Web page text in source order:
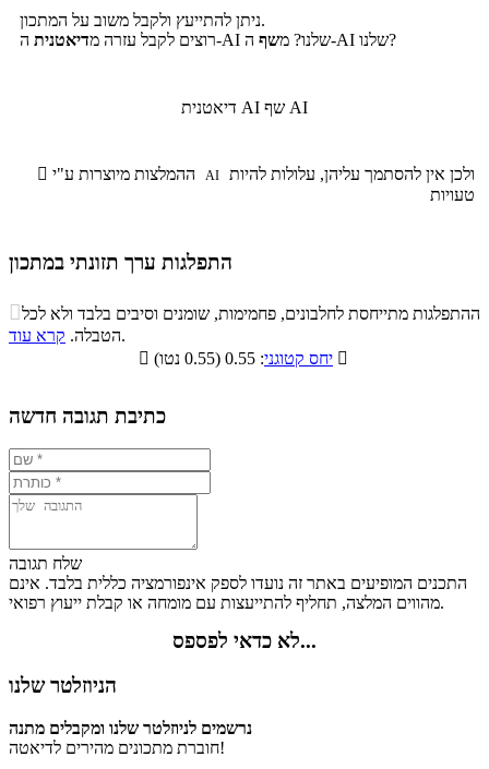
ניתן להתייעץ ולקבל משוב על המתכון.
רוצים לקבל עזרה מדיאטנית ה-AI שלנו? משף ה-AI שלנו?
דיאטנית AI שף AI
 AI
טעויות
התפלגות ערך תזונתי במתכון
התפלגות ערך תזונתי במתכון
סיבים
תזונתיים
שומנים חלבונים
60.1%
ההתפלגות מתייחסת לחלבונים, פחמימות, שומנים וסיבים בלבד ולא לכל
הטבלה. קרא עוד
.

יחס קטוגני 
כתיבת תגובה חדשה
שלח תגובה
התכנים המופיעים באתר זה נועדו לספק אינפורמציה כללית בלבד. אינם
מהווים המלצה, תחליף להתייעצות עם מומחה או קבלת ייעוץ רפואי.
לא כדאי לפספס...
הניוזלטר שלנו
נרשמים לניוזלטר שלנו ומקבלים מתנה
חוברת מתכונים מהירים לדיאטה!